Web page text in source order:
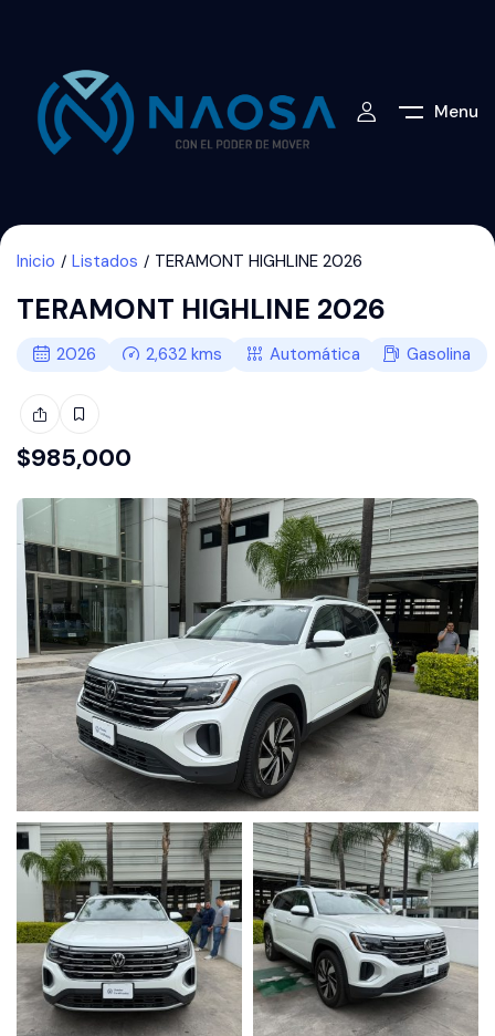
Menu
Inicio Listados TERAMONT HIGHLINE 2026
TERAMONT HIGHLINE 2026
2026 2,632 kms Automática Gasolina
$985,000